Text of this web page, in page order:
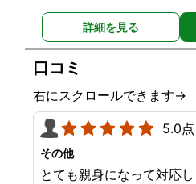
る探偵事務所さんだと、あ
らためて思いました。 事務
所の皆様にお世話になった
ので、クチコミの方書かせ
ていただきます。ありがと
うございました。
詳細を見る
口コミ
右にスクロールできます→
5.0点
その他
とても親身になって対応し